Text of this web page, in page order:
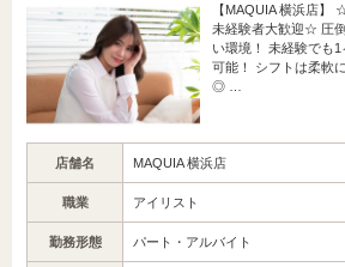
【MAQUIA 横浜店】
未経験者大歓迎☆ 圧
い環境！ 未経験でも
可能！ シフトは柔軟
◎ …
店舗名 MAQUIA 横浜店
職業 アイリスト
勤務形態 パート・アルバイト